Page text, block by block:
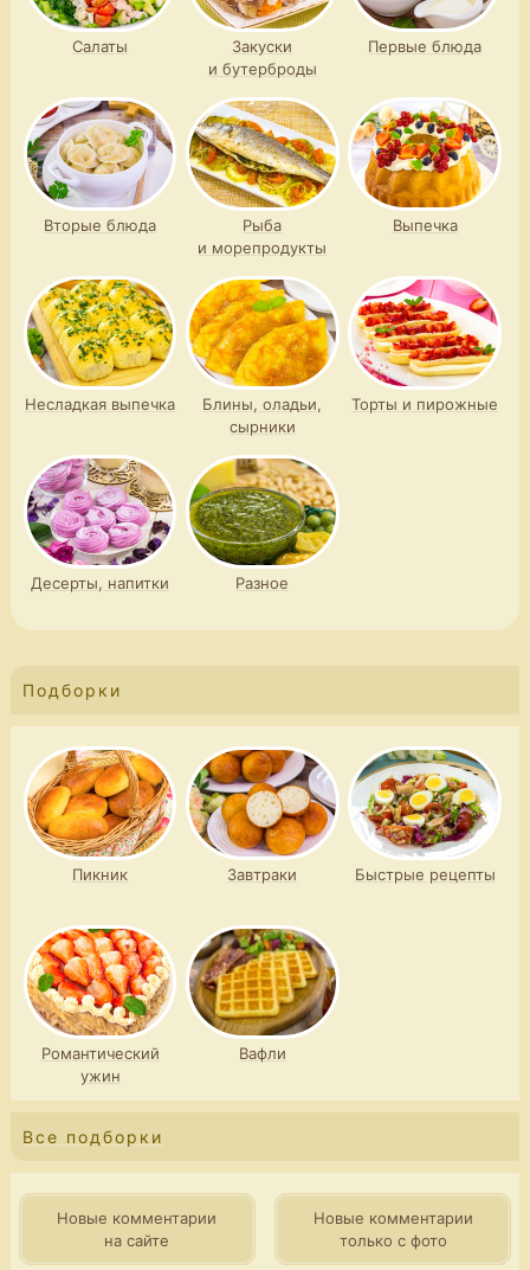
Салаты
Закуски
и бутерброды
Первые блюда
Вторые блюда
Рыба
и морепродукты
Выпечка
Несладкая выпечка
Блины, оладьи,
сырники
Торты и пирожные
Десерты, напитки Разное
Подборки
Пикник Завтраки Быстрые рецепты
Романтический
ужин
Вафли
Все подборки
Новые комментарии
на сайте
Новые комментарии
только с фото